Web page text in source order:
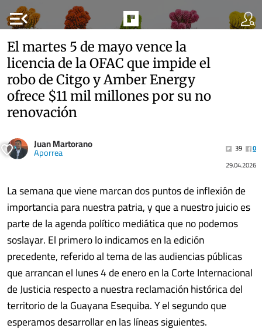
menu_open
El martes 5 de mayo vence la
licencia de la OFAC que impide el
robo de Citgo y Amber Energy
ofrece $11 mil millones por su no
renovación
Juan Martorano
Aporrea 39
0
29.04.2026
La semana que viene marcan dos puntos de inflexión de
importancia para nuestra patria, y que a nuestro juicio es
parte de la agenda político mediática que no podemos
soslayar. El primero lo indicamos en la edición
precedente, referido al tema de las audiencias públicas
que arrancan el lunes 4 de enero en la Corte Internacional
de Justicia respecto a nuestra reclamación histórica del
territorio de la Guayana Esequiba. Y el segundo que
esperamos desarrollar en las líneas siguientes.